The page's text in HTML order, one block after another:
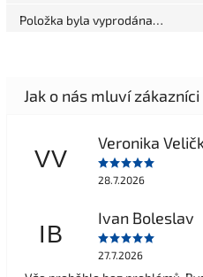
Položka byla vyprodána…
VV
Veronika
28.7.2026
IB
Ivan Boleslav
27.7.2026